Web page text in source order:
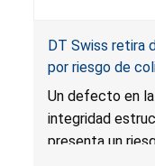
DT Swiss retira
por riesgo de
Un defecto en
integridad
presenta un